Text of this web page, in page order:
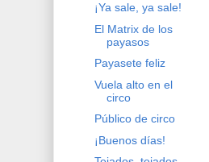
¡Ya sale, ya sale!
El Matrix de los
payasos
Payasete feliz
Vuela alto en el
circo
Público de circo
¡Buenos días!